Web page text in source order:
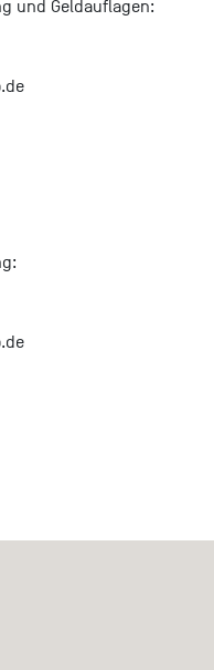
und Geldauflagen: